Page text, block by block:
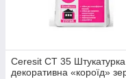
Ceresit CT 35 Штукатурка
декоративна «короїд»